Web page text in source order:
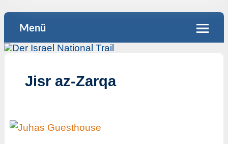
Menü
Jisr az-Zarqa